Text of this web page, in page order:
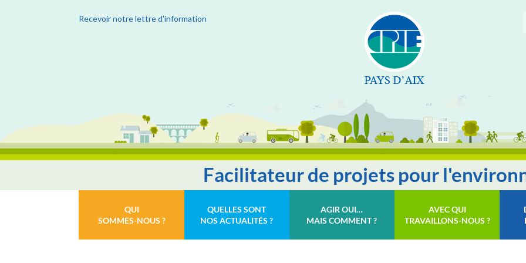
Recevoir notre lettre d'information
Facilitateur de projets pour
QUI
SOMMES-NOUS ?
QUELLES SONT
NOS ACTUALITÉS ?
AGIR OUI…
MAIS COMMENT ?
AVEC QUI
TRAVAILLONS-NOUS ?